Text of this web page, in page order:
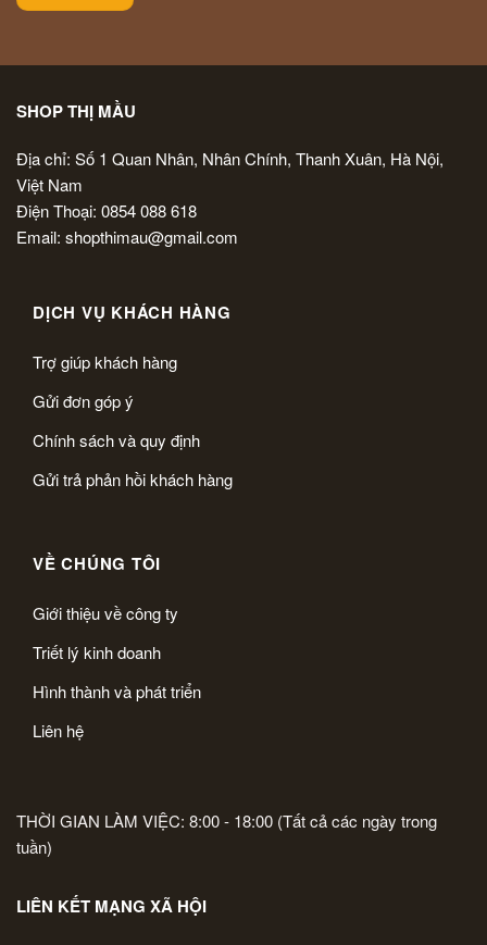
SHOP THỊ MẦU
Địa chỉ: Số 1 Quan Nhân, Nhân Chính, Thanh Xuân, Hà Nội,
Việt Nam
Điện Thoại: 0854 088 618
Email: shopthimau@gmail.com
DỊCH VỤ KHÁCH HÀNG
Trợ giúp khách hàng
Gửi đơn góp ý
Chính sách và quy định
Gửi trả phản hồi khách hàng
VỀ CHÚNG TÔI
Giới thiệu về công ty
Triết lý kinh doanh
Hình thành và phát triển
Liên hệ
THỜI GIAN LÀM VIỆC: 8:00 - 18:00 (Tất cả các ngày trong
tuần)
LIÊN KẾT MẠNG XÃ HỘI